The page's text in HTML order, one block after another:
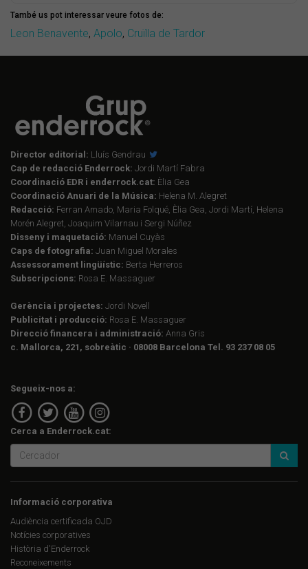
També us pot interessar veure fotos de:
Leon Benavente, Apolo, Cruïlla de Tardor
Director editorial: Lluís Gendrau
Cap de redacció Enderrock: Jordi Martí Fabra
Coordinació EDR i enderrock.cat: Èlia Gea
Coordinació Anuari de la Música: Helena M. Alegret
Redacció: Ferran Amado, Maria Folqué, Èlia Gea, Jordi Martí, Helena
Morén Alegret, Joaquim Vilarnau i Sergi Núñez
Disseny i maquetació: Manuel Cuyàs
Caps de fotografia: Juan Miguel Morales
Assessorament lingüístic: Berta Herreros
Subscripcions: Rosa E. Massaguer
Gerència i projectes: Jordi Novell
Publicitat i producció: Rosa E. Massaguer
Direcció financera i administració: Anna Gris
c. Mallorca, 221, sobreàtic · 08008 Barcelona Tel. 93 237 08 05
Segueix-nos a:
Cerca a Enderrock.cat:
Informació corporativa
Audiència certificada OJD
Notícies corporatives
Història d'Enderrock
Reconeixements